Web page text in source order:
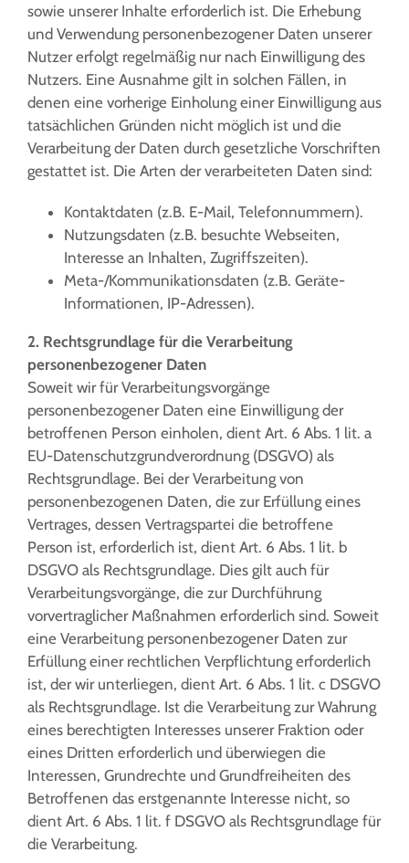
sowie unserer Inhalte erforderlich ist. Die Erhebung
und Verwendung personenbezogener Daten unserer
Nutzer erfolgt regelmäßig nur nach Einwilligung des
Nutzers. Eine Ausnahme gilt in solchen Fällen, in
denen eine vorherige Einholung einer Einwilligung aus
tatsächlichen Gründen nicht möglich ist und die
Verarbeitung der Daten durch gesetzliche Vorschriften
gestattet ist. Die Arten der verarbeiteten Daten sind:
Kontaktdaten (z.B. E-Mail, Telefonnummern).
Nutzungsdaten (z.B. besuchte Webseiten,
Interesse an Inhalten, Zugriffszeiten).
Meta-/Kommunikationsdaten (z.B. Geräte-
Informationen, IP-Adressen).
2. Rechtsgrundlage für die Verarbeitung
personenbezogener Daten
Soweit wir für Verarbeitungsvorgänge
personenbezogener Daten eine Einwilligung der
betroffenen Person einholen, dient Art. 6 Abs. 1 lit. a
EU-Datenschutzgrundverordnung (DSGVO) als
Rechtsgrundlage. Bei der Verarbeitung von
personenbezogenen Daten, die zur Erfüllung eines
Vertrages, dessen Vertragspartei die betroffene
Person ist, erforderlich ist, dient Art. 6 Abs. 1 lit. b
DSGVO als Rechtsgrundlage. Dies gilt auch für
Verarbeitungsvorgänge, die zur Durchführung
vorvertraglicher Maßnahmen erforderlich sind. Soweit
eine Verarbeitung personenbezogener Daten zur
Erfüllung einer rechtlichen Verpflichtung erforderlich
ist, der wir unterliegen, dient Art. 6 Abs. 1 lit. c DSGVO
als Rechtsgrundlage. Ist die Verarbeitung zur Wahrung
eines berechtigten Interesses unserer Fraktion oder
eines Dritten erforderlich und überwiegen die
Interessen, Grundrechte und Grundfreiheiten des
Betroffenen das erstgenannte Interesse nicht, so
dient Art. 6 Abs. 1 lit. f DSGVO als Rechtsgrundlage für
die Verarbeitung.